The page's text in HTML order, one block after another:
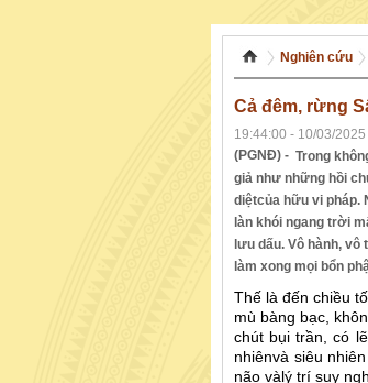
Nghiên cứu
Cả đêm, rừng
19:44:00 - 10/03/2025
(PGNĐ) - Trong
giả như những hồi
diệtcủa hữu vi pháp.
làn khói ngang trời
lưu dấu. Vô hành,
làm xong mọi bổn
Thế là đến chiều
mù bàng bạc,
chút bụi trần, có
nhiênvà siêu
não vàlý trí suy